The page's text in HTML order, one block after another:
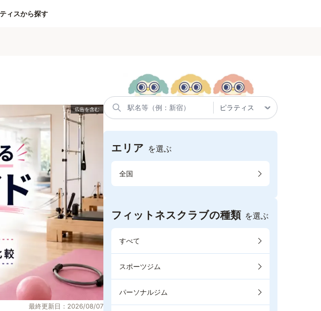
ィスから探す
最終更新日：2026/08/07
エリア を選ぶ
全国
フィットネスクラブの種類 を選ぶ
すべて
スポーツジム
パーソナルジム